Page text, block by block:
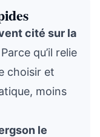
cité sur la
qu’il relie
choisir et
moins
le